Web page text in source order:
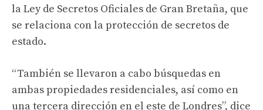
la Ley de Secretos Oficiales de Gran Bretaña, que
se relaciona con la protección de secretos de
estado.
“También se llevaron a cabo búsquedas en
ambas propiedades residenciales, así como en
una tercera dirección en el este de Londres”, dice